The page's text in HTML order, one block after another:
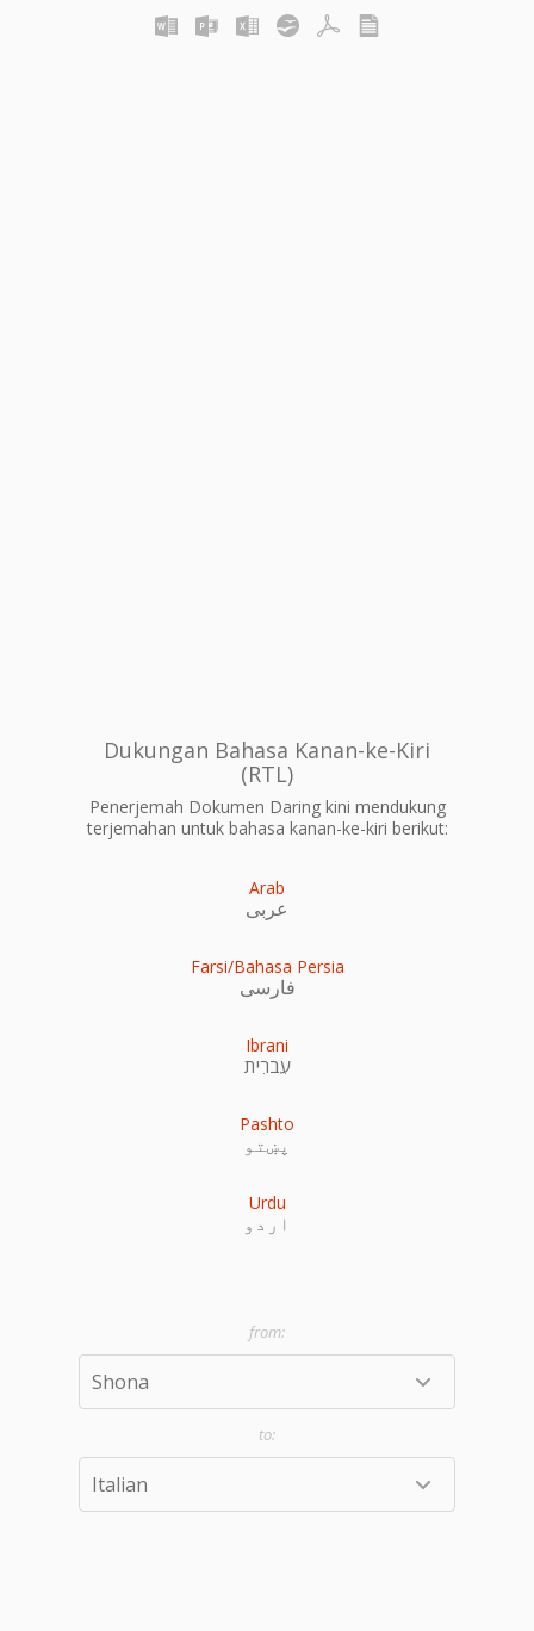
Dukungan Bahasa Kanan-ke-Kiri
(RTL)
Penerjemah Dokumen Daring kini mendukung
terjemahan untuk bahasa kanan-ke-kiri berikut:
Arab
عربى
Farsi/Bahasa Persia
فارسی
Ibrani
עִברִית
Pashto
پښتو
Urdu
اردو